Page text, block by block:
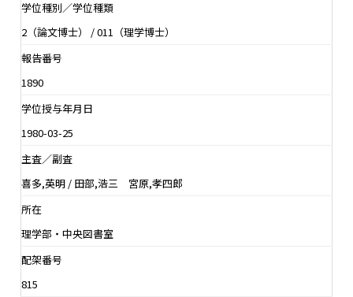
学位種別／学位種類
2（論文博士） / 011（理学博士）
報告番号
1890
学位授与年月日
1980-03-25
主査／副査
喜多,英明 / 田部,浩三 宮原,孝四郎
所在
理学部・中央図書室
配架番号
815